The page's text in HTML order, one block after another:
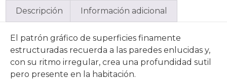
Descripción Información adicional
El patrón gráfico de superficies finamente
estructuradas recuerda a las paredes enlucidas y,
con su ritmo irregular, crea una profundidad sutil
pero presente en la habitación.